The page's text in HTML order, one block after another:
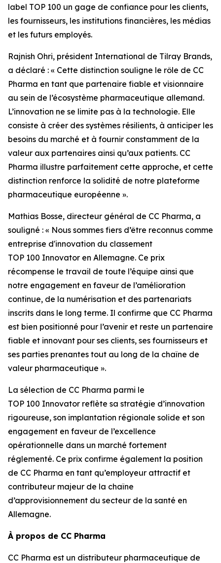
label TOP 100 un gage de confiance pour les clients,
les fournisseurs, les institutions financières, les médias
et les futurs employés.
Rajnish Ohri, président International de Tilray Brands,
a déclaré : « Cette distinction souligne le rôle de CC
Pharma en tant que partenaire fiable et visionnaire
au sein de l’écosystème pharmaceutique allemand.
L’innovation ne se limite pas à la technologie. Elle
consiste à créer des systèmes résilients, à anticiper les
besoins du marché et à fournir constamment de la
valeur aux partenaires ainsi qu’aux patients. CC
Pharma illustre parfaitement cette approche, et cette
distinction renforce la solidité de notre plateforme
pharmaceutique européenne ».
Mathias Bosse, directeur général de CC Pharma, a
souligné : « Nous sommes fiers d’être reconnus comme
entreprise d'innovation du classement
TOP 100 Innovator en Allemagne. Ce prix
récompense le travail de toute l’équipe ainsi que
notre engagement en faveur de l’amélioration
continue, de la numérisation et des partenariats
inscrits dans le long terme. Il confirme que CC Pharma
est bien positionné pour l’avenir et reste un partenaire
fiable et innovant pour ses clients, ses fournisseurs et
ses parties prenantes tout au long de la chaîne de
valeur pharmaceutique ».
La sélection de CC Pharma parmi le
TOP 100 Innovator reflète sa stratégie d’innovation
rigoureuse, son implantation régionale solide et son
engagement en faveur de l’excellence
opérationnelle dans un marché fortement
réglementé. Ce prix confirme également la position
de CC Pharma en tant qu’employeur attractif et
contributeur majeur de la chaîne
d’approvisionnement du secteur de la santé en
Allemagne.
À propos de CC Pharma
CC Pharma est un distributeur pharmaceutique de